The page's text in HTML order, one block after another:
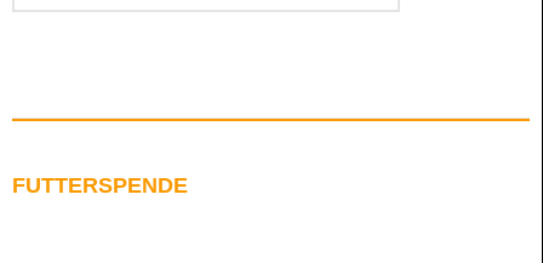
FUTTERSPENDE